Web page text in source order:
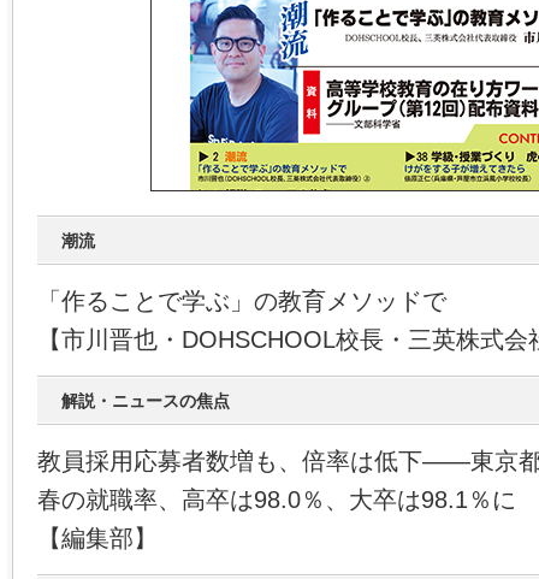
潮流
「作ることで学ぶ」の教育メソッドで
【市川晋也・DOHSCHOOL校長・三英株式
解説・ニュースの焦点
教員採用応募者数増も、倍率は低下――東京
春の就職率、高卒は98.0％、大卒は98.1％に
【編集部】